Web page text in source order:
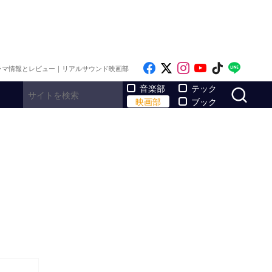
情報とレビュー｜リアルサウンド映画部 Like on Facebook
Follow on x
Follow on
Follow on
Follow
音楽部
映画部
テック
ブック